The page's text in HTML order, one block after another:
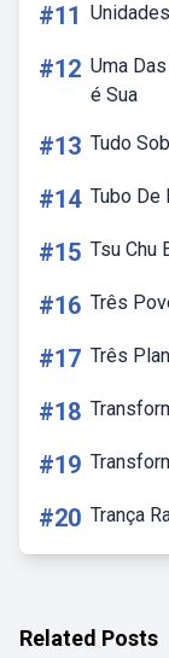
#11
#12 Uma
é Sua
#13 Tudo
#14 Tubo De
#15 Tsu Chu
#16 Três
#17 Três
#18
#19
#20 Trança
Related Posts